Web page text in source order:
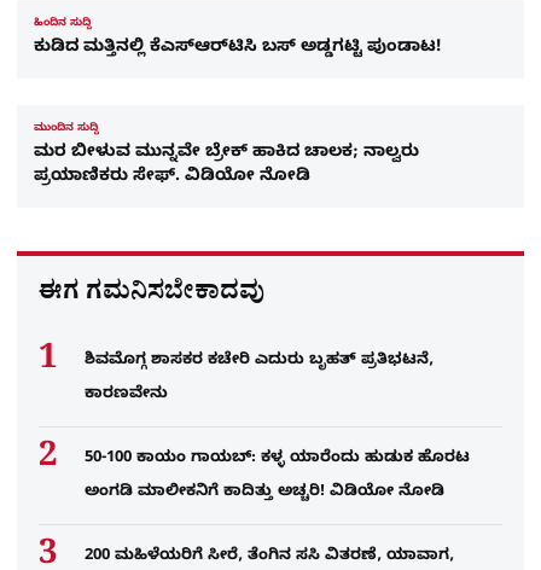
ಹಿಂದಿನ ಸುದ್ದಿ
ಕುಡಿದ ಮತ್ತಿನಲ್ಲಿ ಕೆಎಸ್‌ಆರ್‌ಟಿಸಿ ಬಸ್ ಅಡ್ಡಗಟ್ಟಿ ಪುಂಡಾಟ!
ಮುಂದಿನ ಸುದ್ದಿ
ಮರ ಬೀಳುವ ಮುನ್ನವೇ ಬ್ರೇಕ್ ಹಾಕಿದ ಚಾಲಕ; ನಾಲ್ವರು
ಪ್ರಯಾಣಿಕರು ಸೇಫ್. ವಿಡಿಯೋ ನೋಡಿ
ಈಗ ಗಮನಿಸಬೇಕಾದವು
ಶಿವಮೊಗ್ಗ ಶಾಸಕರ ಕಚೇರಿ ಎದುರು ಬೃಹತ್ ಪ್ರತಿಭಟನೆ,
ಕಾರಣವೇನು
50-100 ಕಾಯಂ ಗಾಯಬ್: ಕಳ್ಳ ಯಾರೆಂದು ಹುಡುಕ ಹೊರಟ
ಅಂಗಡಿ ಮಾಲೀಕನಿಗೆ ಕಾದಿತ್ತು ಅಚ್ಚರಿ! ವಿಡಿಯೋ ನೋಡಿ
200 ಮಹಿಳೆಯರಿಗೆ ಸೀರೆ, ತೆಂಗಿನ ಸಸಿ ವಿತರಣೆ, ಯಾವಾಗ,